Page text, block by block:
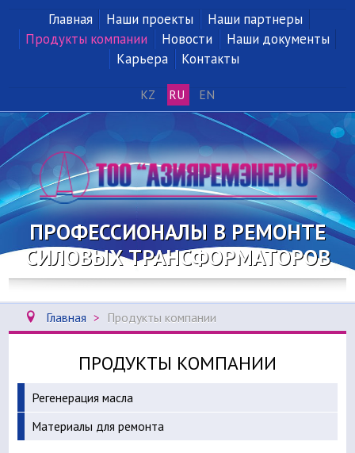
Главная Наши проекты
Наши партнеры
Продукты компании
Новости
Наши документы
Карьера
Контакты
KZ RU EN
ПРОФЕССИОНАЛЫ В РЕМОНТЕ
СИЛОВЫХ ТРАНСФОРМАТОРОВ
Главная > Продукты компании
ПРОДУКТЫ КОМПАНИИ
Регенерация масла
Материалы для ремонта